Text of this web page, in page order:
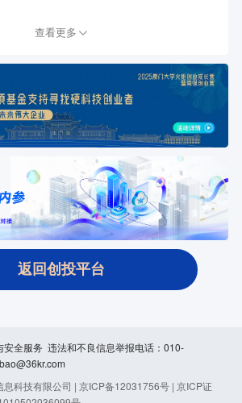
查看更多
返回创投平台
安全服务 违法和不良信息举报电话：010-
息科技有限公司 | 京ICP备12031756号 | 京ICP证